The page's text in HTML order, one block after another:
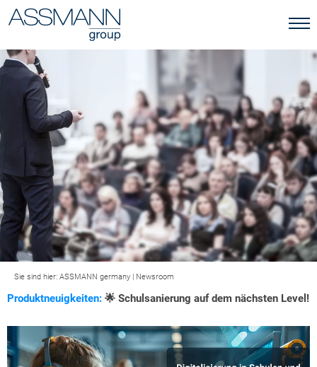
Sie sind hier: ASSMANN germany | Newsroom
Produktneuigkeiten: 🌟 Schulsanierung auf dem nächsten Level!